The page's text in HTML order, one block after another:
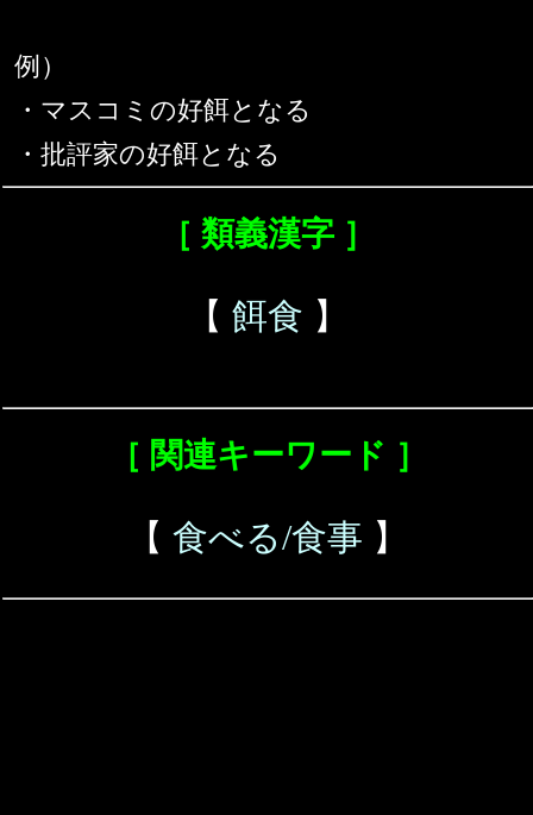
例）
・マスコミの好餌となる
・批評家の好餌となる
［ 類義漢字 ］
【 餌食 】
［ 関連キーワード ］
【 食べる/食事 】